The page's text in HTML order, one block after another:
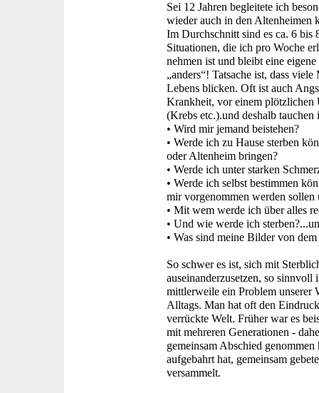
Sei 12 Jahren begleitete ich
wieder auch in den Altenheimen
Im Durchschnitt sind es ca. 6 bis
Situationen, die ich pro Woche
nehmen ist und bleibt eine
„anders“! Tatsache ist, dass
Lebens blicken. Oft ist auch
Krankheit, vor einem
(Krebs etc.).und deshalb
• Wird mir jemand beistehen?
• Werde ich zu Hause sterben
oder Altenheim bringen?
• Werde ich unter starken
• Werde ich selbst bestimmen
mir vorgenommen werden sollen
• Mit wem werde ich über alles
• Und wie werde ich
• Was sind meine Bilder von
So schwer es ist, sich mit
auseinanderzusetzen, so sinnvoll
mittlerweile ein Problem unserer
Alltags. Man hat oft den
verrückte Welt. Früher war es
mit mehreren Generationen -
gemeinsam Abschied
aufgebahrt hat, gemeinsam
versammelt.